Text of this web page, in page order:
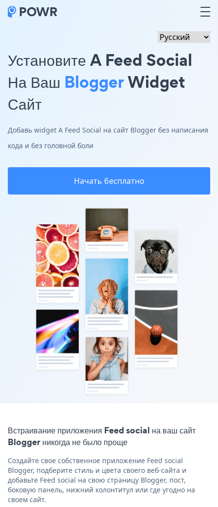
Установите A Feed Social
На Ваш BloggerWidget
Сайт
Добавь widget A Feed Social на сайт Blogger без написания
кода и без головной боли
Начать бесплатно
Встраивание приложения Feed social на ваш сайт
Blogger никогда не было проще
Создайте свое собственное приложение Feed social
Blogger, подберите стиль и цвета своего веб-сайта и
добавьте Feed social на свою страницу Blogger, пост,
боковую панель, нижний колонтитул или где угодно на
своем сайт.